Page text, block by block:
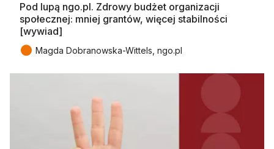
Pod lupą ngo.pl. Zdrowy budżet organizacji
społecznej: mniej grantów, więcej stabilności
[wywiad]
● Magda Dobranowska-Wittels, ngo.pl